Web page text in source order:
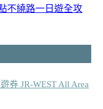
不繞路一日遊全攻
券 JR-WEST All Area